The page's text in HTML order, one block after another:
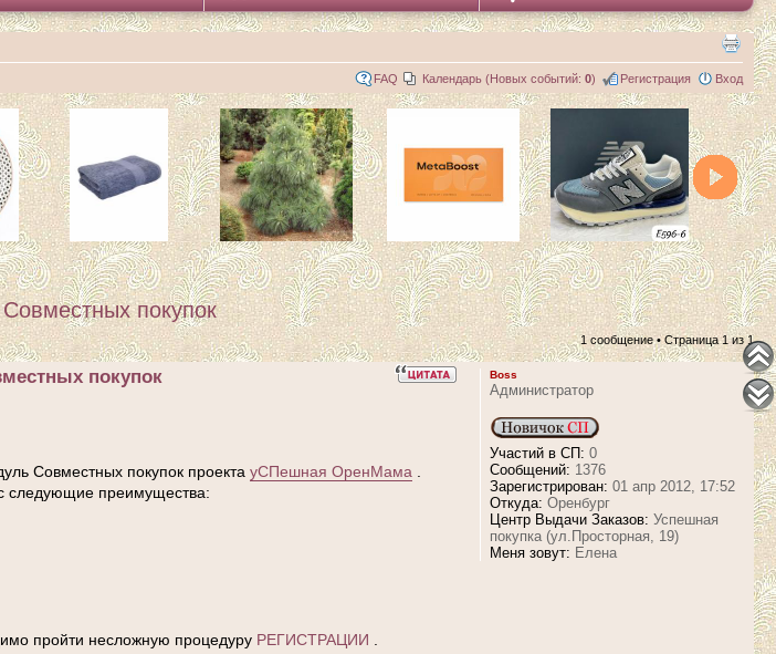
FAQ Календарь (Новых событий: 0) Регистрация Вход
покупок
1 сообщение • Страница1из1
покупок
Совместных покупок проекта уСПешная ОренМама
следующие преимущества:
пройти несложную процедуру РЕГИСТРАЦИИ
Boss
Администратор
Участий в СП: 0
Сообщений: 1376
Зарегистрирован: 01 апр 2012, 17:52
Откуда: Оренбург
Центр Выдачи Заказов: Успешная
покупка (ул.Просторная, 19)
Меня зовут: Елена